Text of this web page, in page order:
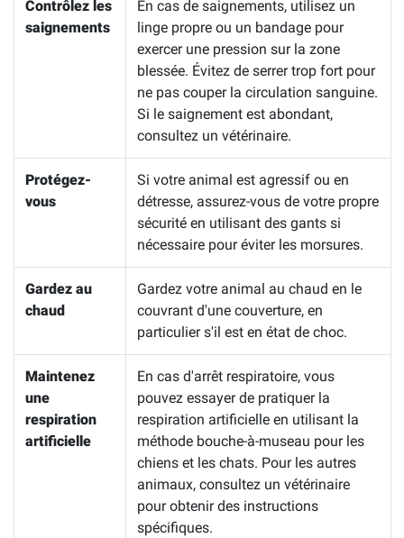
Contrôlez les
saignements
En cas de saignements, utilisez un
linge propre ou un bandage pour
exercer une pression sur la zone
blessée. Évitez de serrer trop fort pour
ne pas couper la circulation sanguine.
Si le saignement est abondant,
consultez un vétérinaire.
Protégez-
vous
Si votre animal est agressif ou en
détresse, assurez-vous de votre propre
sécurité en utilisant des gants si
nécessaire pour éviter les morsures.
Gardez au
chaud
Gardez votre animal au chaud en le
couvrant d'une couverture, en
particulier s'il est en état de choc.
Maintenez
une
respiration
artificielle
En cas d'arrêt respiratoire, vous
pouvez essayer de pratiquer la
respiration artificielle en utilisant la
méthode bouche-à-museau pour les
chiens et les chats. Pour les autres
animaux, consultez un vétérinaire
pour obtenir des instructions
spécifiques.